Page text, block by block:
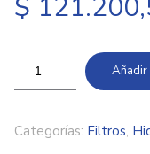
$
Añadir
Categorías: Filtros,